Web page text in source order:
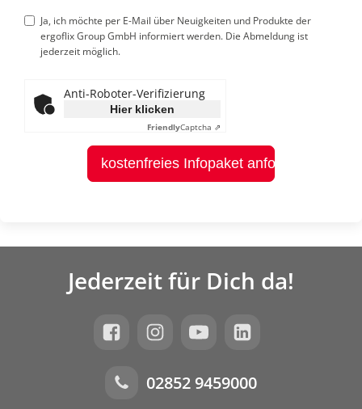
Ja, ich möchte per E-Mail über Neuigkeiten und Produkte der
ergoflix Group GmbH informiert werden. Die Abmeldung ist
jederzeit möglich.
Anti-Roboter-Verifizierung
Hier klicken
FriendlyCaptcha ⇗
kostenfreies Infopaket anfordern
Jederzeit für Dich da!
02852 9459000